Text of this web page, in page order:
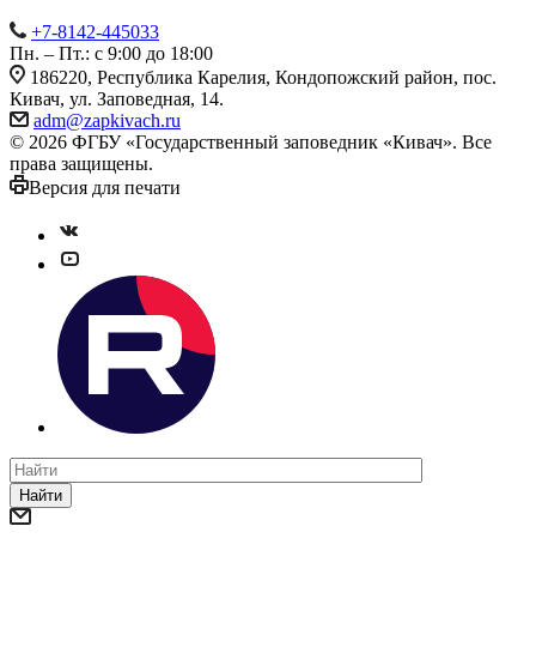
+7-8142-445033
Пн. – Пт.: с 9:00 до 18:00
186220, Республика Карелия, Кондопожский район, пос.
Кивач, ул. Заповедная, 14.
adm@zapkivach.ru
© 2026 ФГБУ «Государственный заповедник «Кивач». Все
права защищены.
Версия для печати
Найти